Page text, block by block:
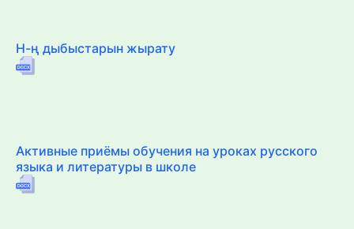
Н-ң дыбыстарын жырату
Активные приёмы обучения на уроках русского
языка и литературы в школе